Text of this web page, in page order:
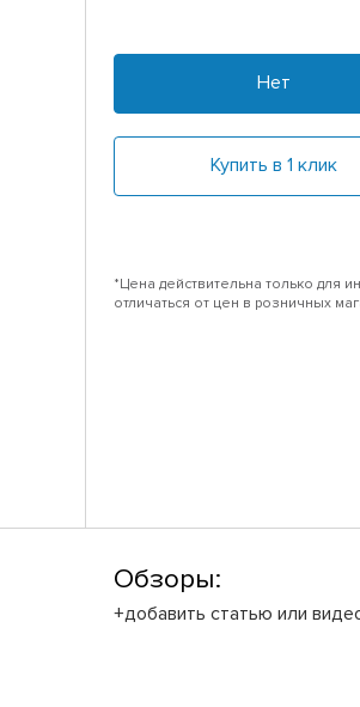
Нет
Купить в 1 клик
*Цена действительна только для
отличаться от цен в розничных
Обзоры:
+добавить статью или